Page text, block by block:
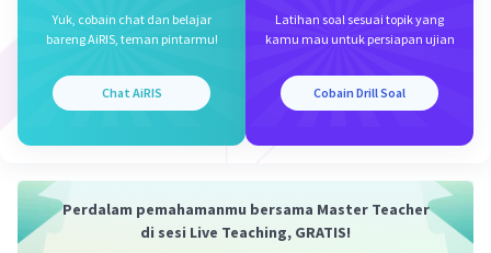
Yuk, cobain chat dan belajar
bareng AiRIS, teman pintarmu!
Chat AiRIS
Latihan soal sesuai topik yang
kamu mau untuk persiapan ujian
Cobain Drill Soal
Perdalam pemahamanmu bersama Master Teacher
di sesi Live Teaching, GRATIS!